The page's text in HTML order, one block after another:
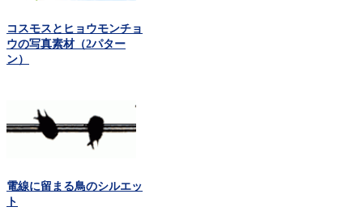
コスモスとヒョウモンチョ
ウの写真素材（2パター
ン）
電線に留まる鳥のシルエッ
ト